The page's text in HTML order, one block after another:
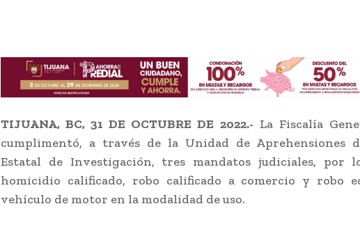
TIJUANA, BC, 31 DE OCTUBRE DE 2022.- La Fiscalía
cumplimentó, a través de la Unidad de Aprehensiones
Estatal de Investigación, tres mandatos judiciales, por
homicidio calificado, robo calificado a comercio y robo
vehículo de motor en la modalidad de uso.